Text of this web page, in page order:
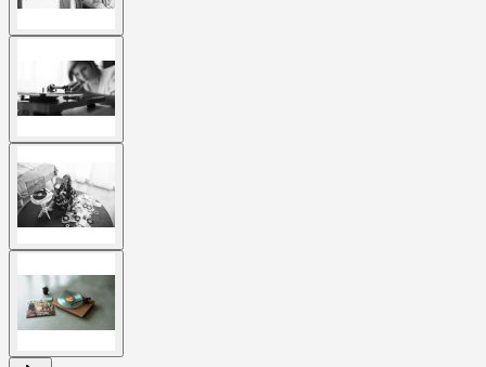
larger
image
larger
image